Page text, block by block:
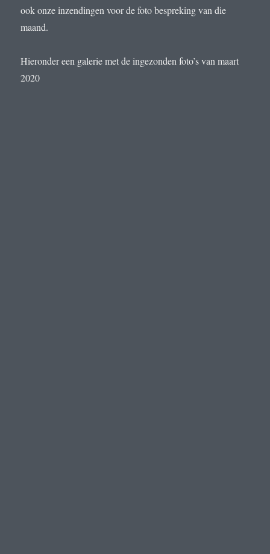
ook onze inzendingen voor de foto bespreking van die
maand.
Hieronder een galerie met de ingezonden foto’s van maart
2020